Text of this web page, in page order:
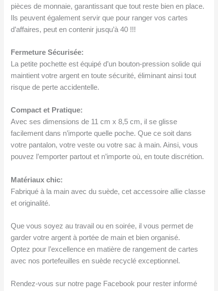
pièces de monnaie, garantissant que tout reste bien en place.
Ils peuvent également servir que pour ranger vos cartes
d’affaires, peut en contenir jusqu’à 40 !!!
Fermeture Sécurisée:
La petite pochette est équipé d’un bouton-pression solide qui
maintient votre argent en toute sécurité, éliminant ainsi tout
risque de perte accidentelle.
Compact et Pratique:
Avec ses dimensions de 11 cm x 8,5 cm, il se glisse
facilement dans n’importe quelle poche. Que ce soit dans
votre pantalon, votre veste ou votre sac à main. Ainsi, vous
pouvez l’emporter partout et n’importe où, en toute discrétion.
Matériaux chic:
Fabriqué à la main avec du suède, cet accessoire allie classe
et originalité.
Que vous soyez au travail ou en soirée, il vous permet de
garder votre argent à portée de main et bien organisé.
Optez pour l’excellence en matière de rangement de cartes
avec nos portefeuilles en suède recyclé exceptionnel.
Rendez-vous sur notre page Facebook pour rester informé